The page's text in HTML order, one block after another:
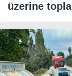
üzerine